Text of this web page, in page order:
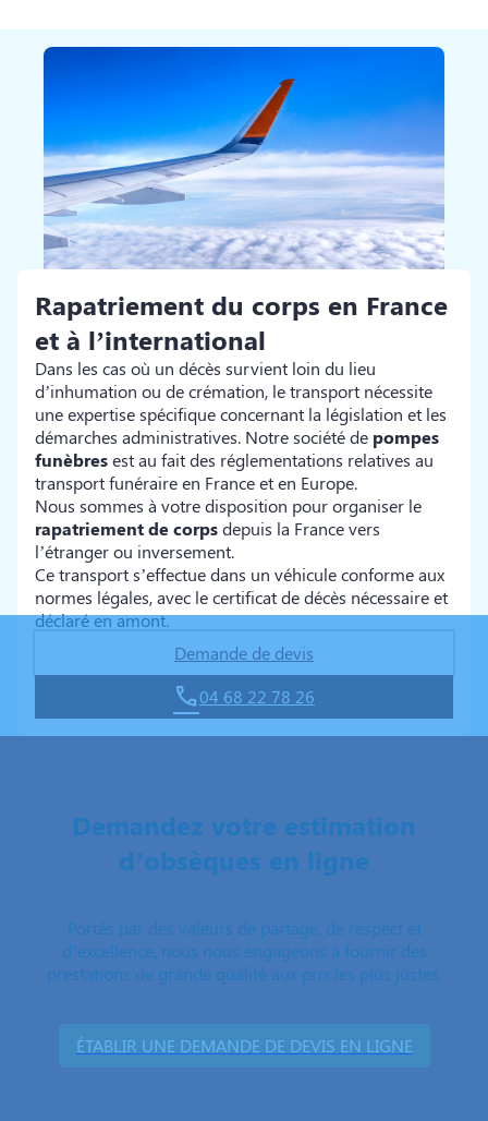
Rapatriement du corps en France
et à l’international
Dans les cas où un décès survient loin du lieu
d’inhumation ou de crémation, le transport nécessite
une expertise spécifique concernant la législation et les
démarches administratives. Notre société de pompes
funèbresest au fait des réglementations relatives au
transport funéraire en France et en Europe.
Nous sommes à votre disposition pour organiser le
rapatriement de corpsdepuis la France vers
l’étranger ou inversement.
Ce transport s’effectue dans un véhicule conforme aux
normes légales, avec le certificat de décès nécessaire et
déclaré en amont.
Demande de devis
04 68 22 78 26
Demandez votre estimation
d’obsèques en ligne
Portés par des valeurs de partage, de respect et
d’excellence, nous nous engageons à fournir des
prestations de grande qualité aux prix les plus justes.
ÉTABLIR UNE DEMANDE DE DEVIS EN LIGNE